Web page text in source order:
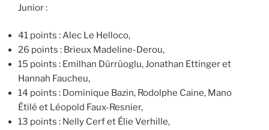
Junior :
41 points : Alec Le Helloco,
26 points : Brieux Madeline-Derou,
15 points : Emilhan Dürrüoglu, Jonathan Ettinger et
Hannah Faucheu,
14 points : Dominique Bazin, Rodolphe Caine, Mano
Étilé et Léopold Faux-Resnier,
13 points : Nelly Cerf et Élie Verhille,